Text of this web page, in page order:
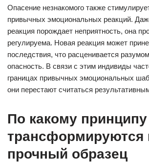
Опасение незнакомого также
привычных эмоциональных реакций.
реакция порождает неприятность, она
регулируема. Новая реакция может
последствия, что расценивается
опасность. В связи с этим индивиды
границах привычных эмоциональных
они перестают считаться
По какому
трансформируются
прочный образец